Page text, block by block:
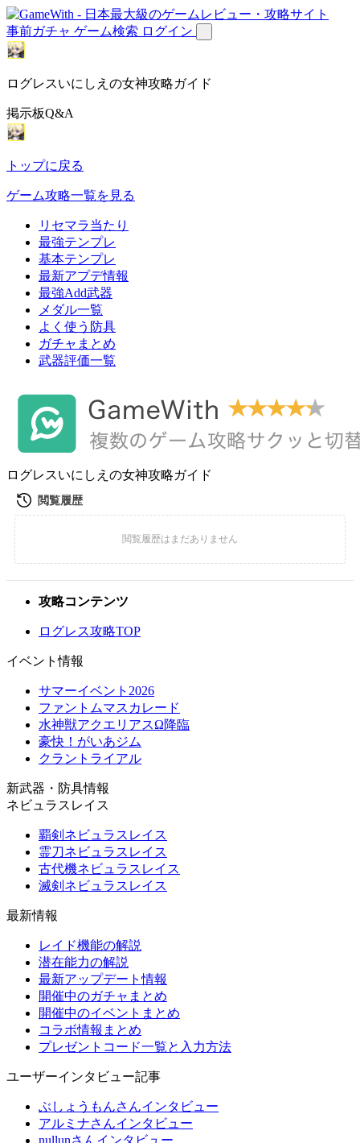
事前ガチャ ゲーム検索 ログイン
ログレスいにしえの女神攻略ガイド
掲示板Q&A
トップに戻る
ゲーム攻略一覧を見る
リセマラ当たり
最強テンプレ
基本テンプレ
最新アプデ情報
最強Add武器
メダル一覧
よく使う防具
ガチャまとめ
武器評価一覧
ログレスいにしえの女神攻略ガイド
攻略コンテンツ
ログレス攻略TOP
イベント情報
サマーイベント2026
ファントムマスカレード
水神獣アクエリアスΩ降臨
豪快！がいあジム
クラントライアル
新武器・防具情報
ネビュラスレイス
覇剣ネビュラスレイス
霊刀ネビュラスレイス
古代機ネビュラスレイス
滅剣ネビュラスレイス
最新情報
レイド機能の解説
潜在能力の解説
最新アップデート情報
開催中のガチャまとめ
開催中のイベントまとめ
コラボ情報まとめ
プレゼントコード一覧と入力方法
ユーザーインタビュー記事
ぶしょうもんさんインタビュー
アルミナさんインタビュー
nullunさんインタビュー